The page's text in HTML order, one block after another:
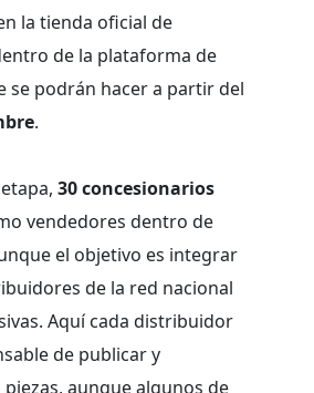
la tienda oficial de
de la plataforma de
se podrán hacer a partir del
.
30 concesionarios
vendedores dentro de
el objetivo es integrar
de la red nacional
Aquí cada distribuidor
de publicar y
aunque algunos de